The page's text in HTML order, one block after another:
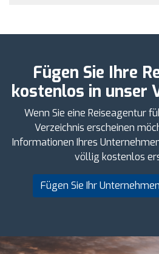
Fügen Sie Ihre
kostenlos in unser
Wenn Sie eine Reiseagentur
Verzeichnis erscheinen
Informationen Ihres
völlig kostenlos
Fügen Sie Ihr